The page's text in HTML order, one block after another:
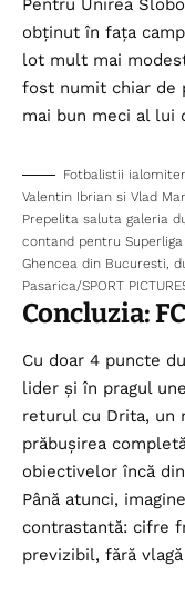
Pentru Unirea
obținut în fața
lot mult mai
fost numit chiar de
mai bun meci al lui
Fotbalistii
Valentin Ibrian si Vlad
Prepelita saluta galeria
contand pentru
Ghencea din Bucuresti,
Pasarica/SPORT
Concluzia:
Cu doar 4 puncte
lider și în pragul
returul cu Drita, un
prăbușirea
obiectivelor încă
Până atunci,
contrastantă: cifre
previzibil, fără